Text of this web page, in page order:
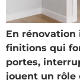
En rénovation
finitions qui
portes,
jouent un rôle